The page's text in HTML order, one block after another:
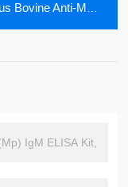
(PDHB-1) ELISA kit, 96 tests